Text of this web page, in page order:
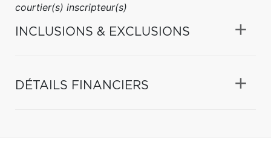
courtier(s) inscripteur(s)
INCLUSIONS & EXCLUSIONS
DÉTAILS FINANCIERS